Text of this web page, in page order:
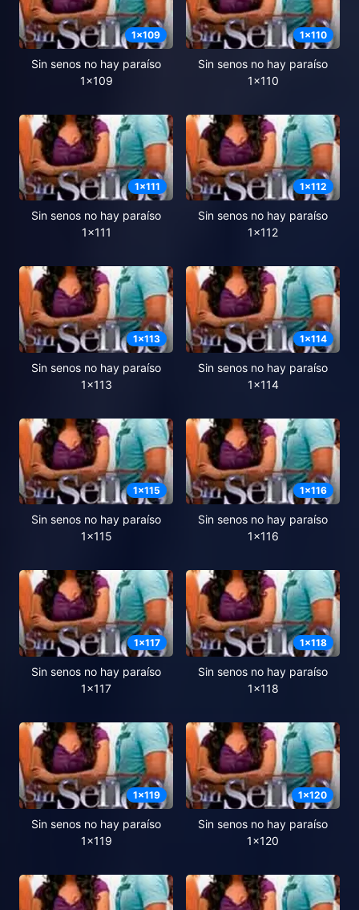
1x109
Sin senos no hay paraíso
1x109
1x110
Sin senos no hay paraíso
1x110
1x111
Sin senos no hay paraíso
1x111
1x112
Sin senos no hay paraíso
1x112
1x113
Sin senos no hay paraíso
1x113
1x114
Sin senos no hay paraíso
1x114
1x115
Sin senos no hay paraíso
1x115
1x116
Sin senos no hay paraíso
1x116
1x117
Sin senos no hay paraíso
1x117
1x118
Sin senos no hay paraíso
1x118
1x119
Sin senos no hay paraíso
1x119
1x120
Sin senos no hay paraíso
1x120